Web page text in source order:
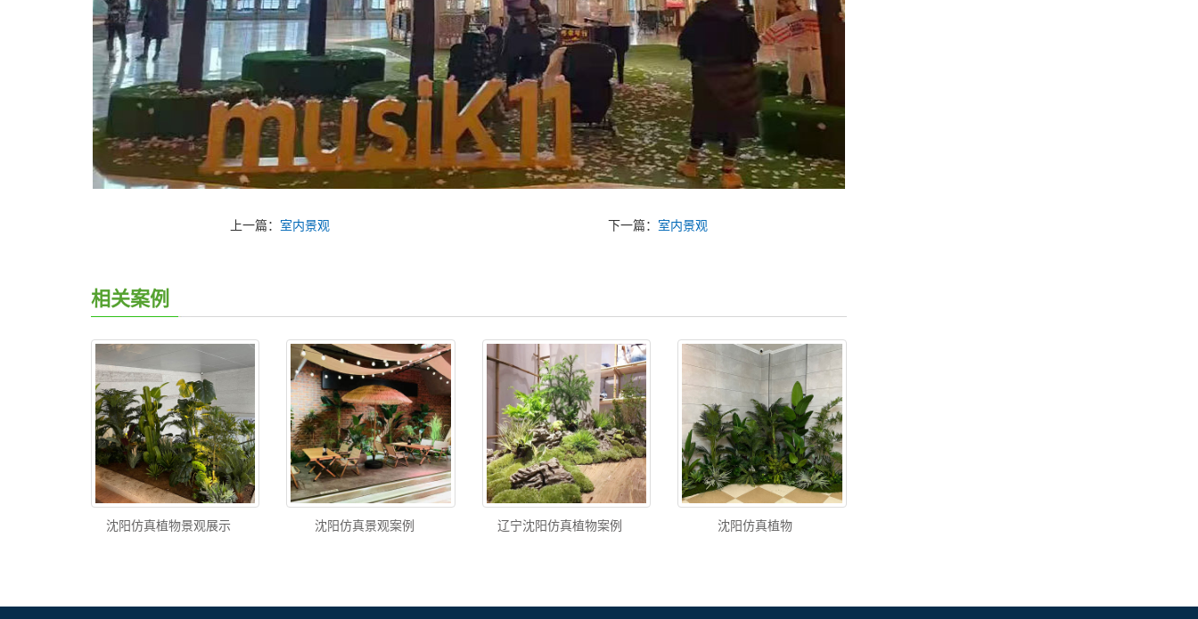
上一篇： 室内景观 下一篇： 室内景观
相关案例
沈阳仿真植物景观展示 沈阳仿真景观案例 辽宁沈阳仿真植物案例 沈阳仿真植物